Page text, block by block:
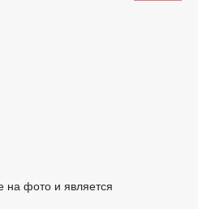
на фото и является